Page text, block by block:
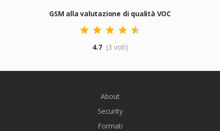
GSM alla valutazione di qualità VOC
4.7 (3 voti)
About
Security
Formati